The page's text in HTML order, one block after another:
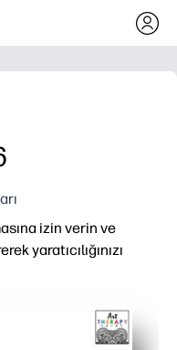
izin verin ve
yaratıcılığınızı
- yazıcınızın
desenler